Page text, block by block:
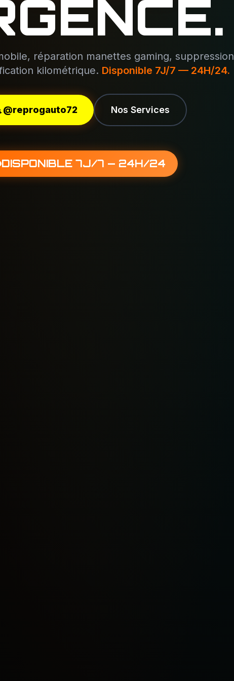
réparation manettes gaming, suppression
kilométrique. Disponible 7J/7 — 24H/24.
@reprogauto72 Nos Services
DISPONIBLE 7J/7 — 24H/24